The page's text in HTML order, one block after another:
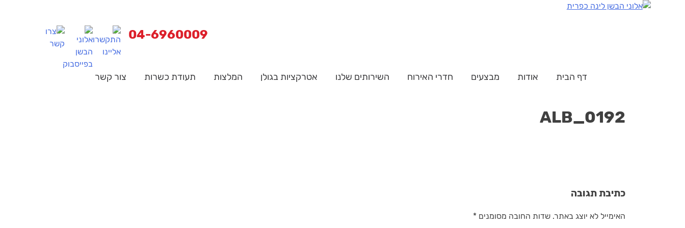
דלג
04-6960009
דף הבית אודות מבצעים חדרי האירוח השירותים שלנו אטרקציות בגולן המלצות תעודת כשרות צור קשר
ALB_0192
כתיבת תגובה
האימייל לא יוצג באתר. שדות החובה מסומנים*